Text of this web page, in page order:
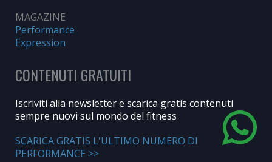
MAGAZINE
Performance
Expression
CONTENUTI GRATUITI
Iscriviti alla newsletter e scarica gratis contenuti
sempre nuovi sul mondo del fitness
SCARICA GRATIS L'ULTIMO NUMERO DI
PERFORMANCE >>